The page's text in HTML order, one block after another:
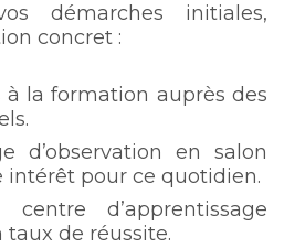
démarches initiales,
concret :
à la formation auprès des
d’observation en salon
intérêt pour ce quotidien.
d’apprentissage
de réussite.